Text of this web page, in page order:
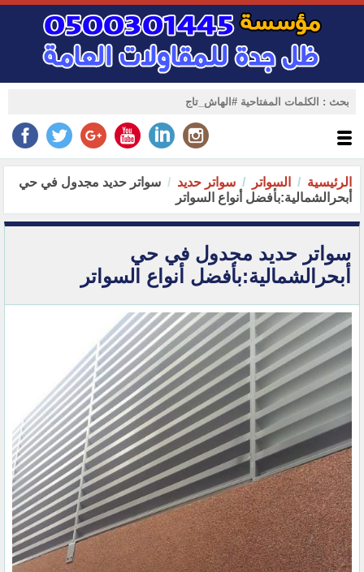
الرئيسية السواتر سواتر حديد
سواتر حديد مجدول في حي
أبحرالشمالية:بأفضل أنواع السواتر
سواتر حديد مجدول في حي
أبحرالشمالية:بأفضل أنواع السواتر